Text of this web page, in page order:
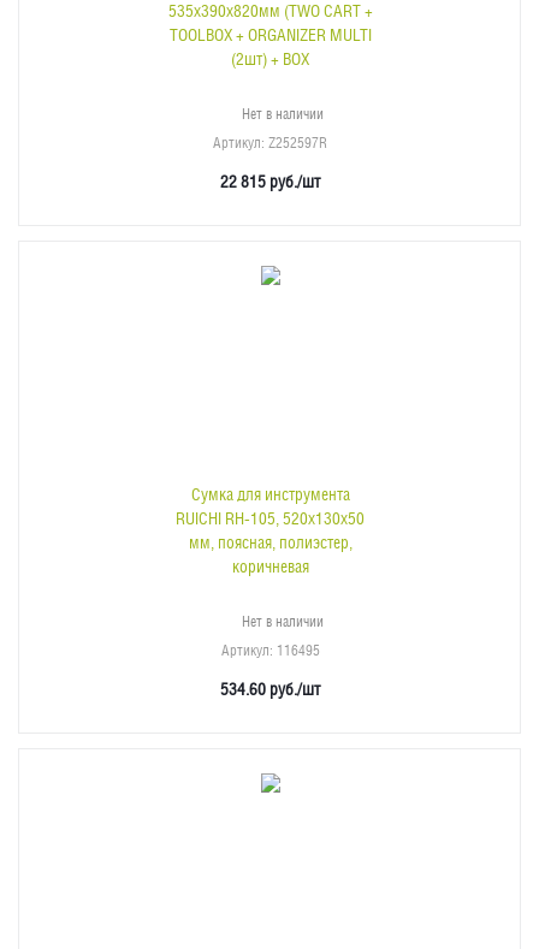
535х390х820мм (TWO CART +
TOOLBOX + ORGANIZER MULTI
(2шт) + BOX
Нет в наличии
Артикул: Z252597R
22 815 руб./шт
Сумка для инструмента
RUICHI RH-105, 520х130х50
мм, поясная, полиэстер,
коричневая
Нет в наличии
Артикул: 116495
534.60 руб./шт